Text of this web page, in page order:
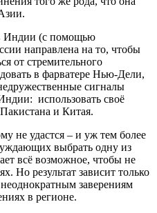
Индии (с помощью
направлена на то, чтобы
от стремительного
в фарватере Нью-Дели,
сигналы
использовать своё
и Китая.
не удастся – и уж тем более
выбрать одну из
всё возможное, чтобы не
Но результат зависит только
заверениям
в регионе.